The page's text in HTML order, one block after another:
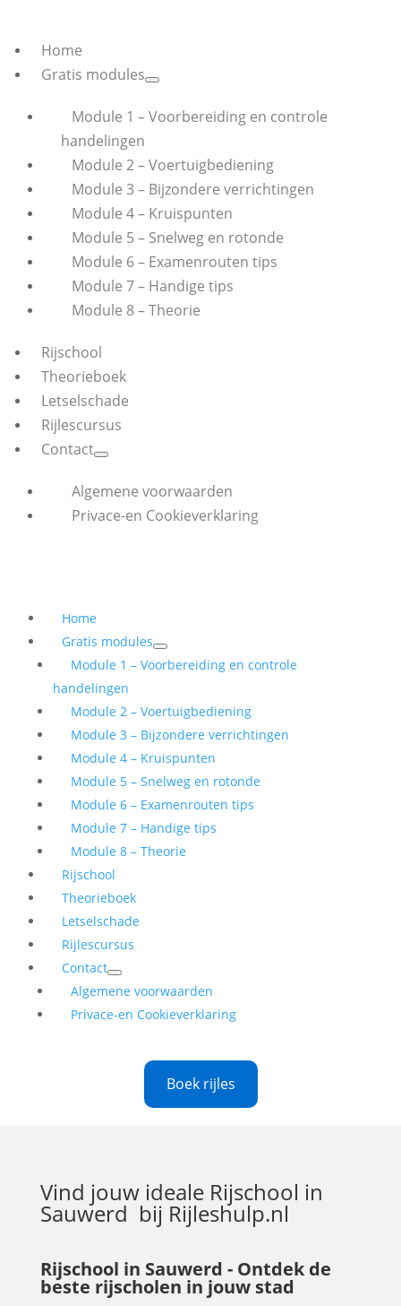
Home
Gratis modules
Module 1 – Voorbereiding en controle
handelingen
Module 2 – Voertuigbediening
Module 3 – Bijzondere verrichtingen
Module 4 – Kruispunten
Module 5 – Snelweg en rotonde
Module 6 – Examenrouten tips
Module 7 – Handige tips
Module 8 – Theorie
Rijschool
Theorieboek
Letselschade
Rijlescursus
Contact
Algemene voorwaarden
Privace-en Cookieverklaring
Home
Gratis modules
Module 1 – Voorbereiding en controle
handelingen
Module 2 – Voertuigbediening
Module 3 – Bijzondere verrichtingen
Module 4 – Kruispunten
Module 5 – Snelweg en rotonde
Module 6 – Examenrouten tips
Module 7 – Handige tips
Module 8 – Theorie
Rijschool
Theorieboek
Letselschade
Rijlescursus
Contact
Algemene voorwaarden
Privace-en Cookieverklaring
Boek rijles
Vind jouw ideale Rijschool in
Sauwerd bij Rijleshulp.nl
Rijschool in Sauwerd - Ontdek de
beste rijscholen in jouw stad